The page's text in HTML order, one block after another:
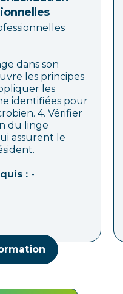
dans son
les principes
les
identifiées pour
4. Vérifier
du linge
assurent le
: -